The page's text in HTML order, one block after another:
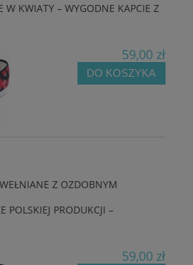
W KWIATY – WYGODNE KAPCIE Z
59,00 zł
DO KOSZYKA
Z OZDOBNYM
POLSKIEJ PRODUKCJI –
59,00 zł